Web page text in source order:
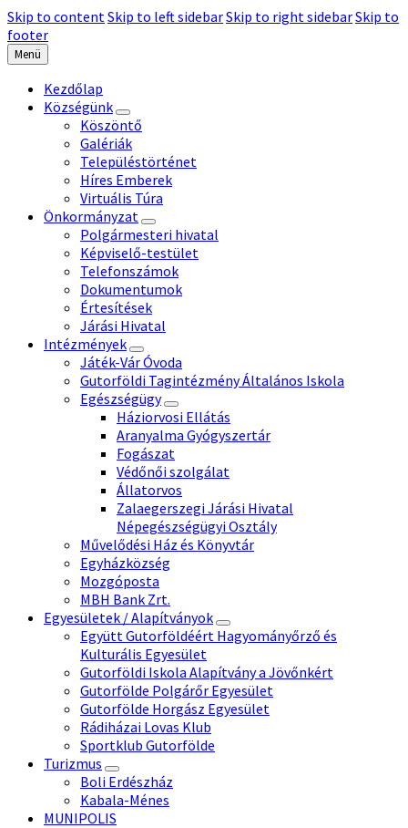
Skip to contentSkip to left sidebarSkip to right sidebarSkip to
footer
Menü
Kezdőlap
Községünk
Köszöntő
Galériák
Településtörténet
Híres Emberek
Virtuális Túra
Önkormányzat
Polgármesteri hivatal
Képviselő-testület
Telefonszámok
Dokumentumok
Értesítések
Járási Hivatal
Intézmények
Játék-Vár Óvoda
Gutorföldi Tagintézmény Általános Iskola
Egészségügy
Háziorvosi Ellátás
Aranyalma Gyógyszertár
Fogászat
Védőnői szolgálat
Állatorvos
Zalaegerszegi Járási Hivatal
Népegészségügyi Osztály
Művelődési Ház és Könyvtár
Egyházközség
Mozgóposta
MBH Bank Zrt.
Egyesületek / Alapítványok
Együtt Gutorföldéért Hagyományőrző és
Kulturális Egyesület
Gutorföldi Iskola Alapítvány a Jövőnkért
Gutorfölde Polgárőr Egyesület
Gutorfölde Horgász Egyesület
Rádiházai Lovas Klub
Sportklub Gutorfölde
Turizmus
Boli Erdészház
Kabala-Ménes
MUNIPOLIS